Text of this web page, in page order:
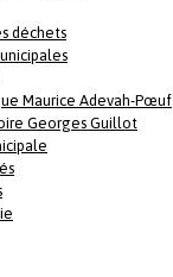
déchets
Maurice Adevah-Pœuf
Georges Guillot